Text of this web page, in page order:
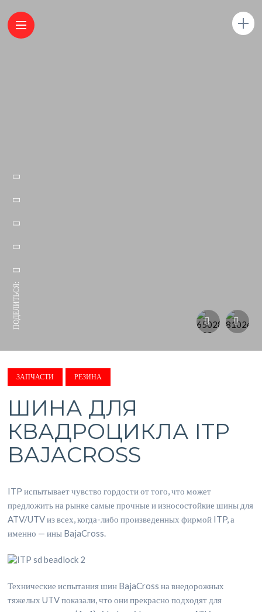
ПОДЕЛИТЬСЯ:
ЗАПЧАСТИ РЕЗИНА
ШИНА ДЛЯ
КВАДРОЦИКЛА ITP
BAJACROSS
ITP испытывает чувство гордости от того, что может
предложить на рынке самые прочные и износостойкие шины для
ATV/UTV из всех, когда-либо произведенных фирмой ITP, а
именно — ины BajaCross.
Технические испытания шин BajaCross на внедорожных
тяжелых UTV показали, что они прекрасно подходят для